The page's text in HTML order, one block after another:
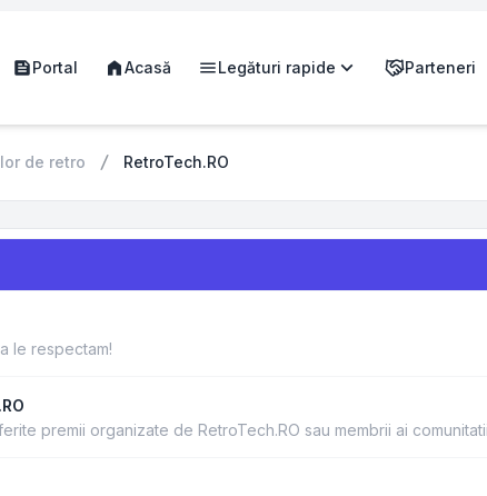
Portal Acasă Legături rapide Parteneri
de retro RetroTech.RO
le respectam!
premii organizate de RetroTech.RO sau membrii ai comunitatii